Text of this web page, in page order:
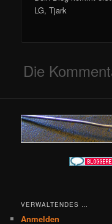
LG, Tjark
Die
VERWALTENDES …
Anmelden